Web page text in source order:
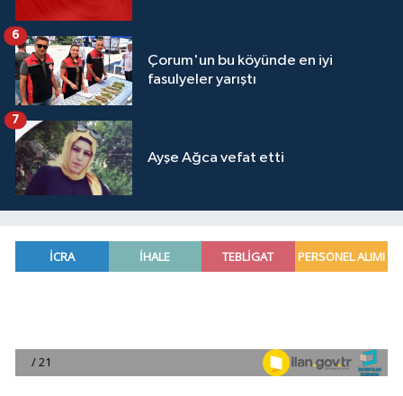
Çorum'un bu köyünde en iyi
fasulyeler yarıştı
6
Ayşe Ağca vefat etti
7